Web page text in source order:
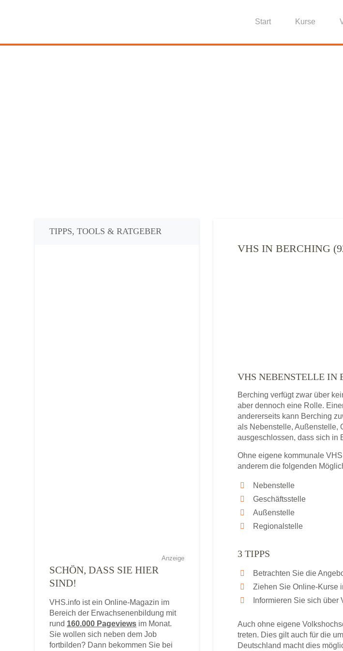
Start Kurse
VHS IN BERCHING
VHS NEBENSTELLE IN
Berching verfügt zwar über
aber dennoch eine Rolle.
andererseits kann Berching
als Nebenstelle, Außenstelle,
ausgeschlossen, dass sich in
Ohne eigene kommunale
anderem die folgenden
Nebenstelle
Geschäftsstelle
Außenstelle
Regionalstelle
3 TIPPS
Betrachten Sie die
Ziehen Sie Online-Kurse
Informieren Sie sich
Auch ohne eigene
treten. Dies gilt auch für die
Deutschland macht dies
TIPPS, TOOLS & RATGEBER
Anzeige
SCHÖN, DASS SIE HIER
SIND!
VHS.info ist ein Online-Magazin im
Bereich der Erwachsenenbildung mit
rund 160.000 Pageviews im Monat.
Sie wollen sich neben dem Job
fortbilden? Dann bekommen Sie bei